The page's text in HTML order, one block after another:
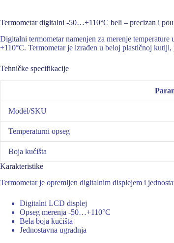
Termometar digitalni -50…+110°C beli – precizan i
Digitalni termometar namenjen za merenje
+110°C. Termometar je izrađen u beloj plastičnoj
Tehničke specifikacije
Model/SKU
Temperaturni opseg
Boja kućišta
Karakteristike
Termometar je opremljen digitalnim displejem i
Digitalni LCD displej
Opseg merenja -50…+110°C
Bela boja kućišta
Jednostavna ugradnja